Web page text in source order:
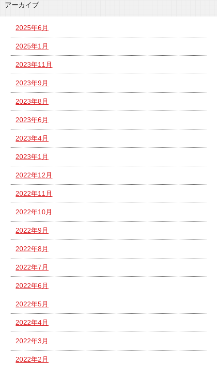
アーカイブ
2025年6月
2025年1月
2023年11月
2023年9月
2023年8月
2023年6月
2023年4月
2023年1月
2022年12月
2022年11月
2022年10月
2022年9月
2022年8月
2022年7月
2022年6月
2022年5月
2022年4月
2022年3月
2022年2月